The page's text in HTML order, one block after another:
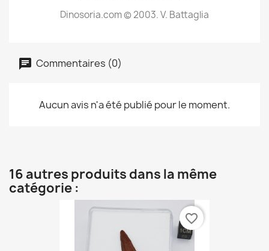
Dinosoria.com © 2003. V. Battaglia
Commentaires (0)
Aucun avis n'a été publié pour le moment.
16 autres produits dans la même
catégorie :
favorite_border